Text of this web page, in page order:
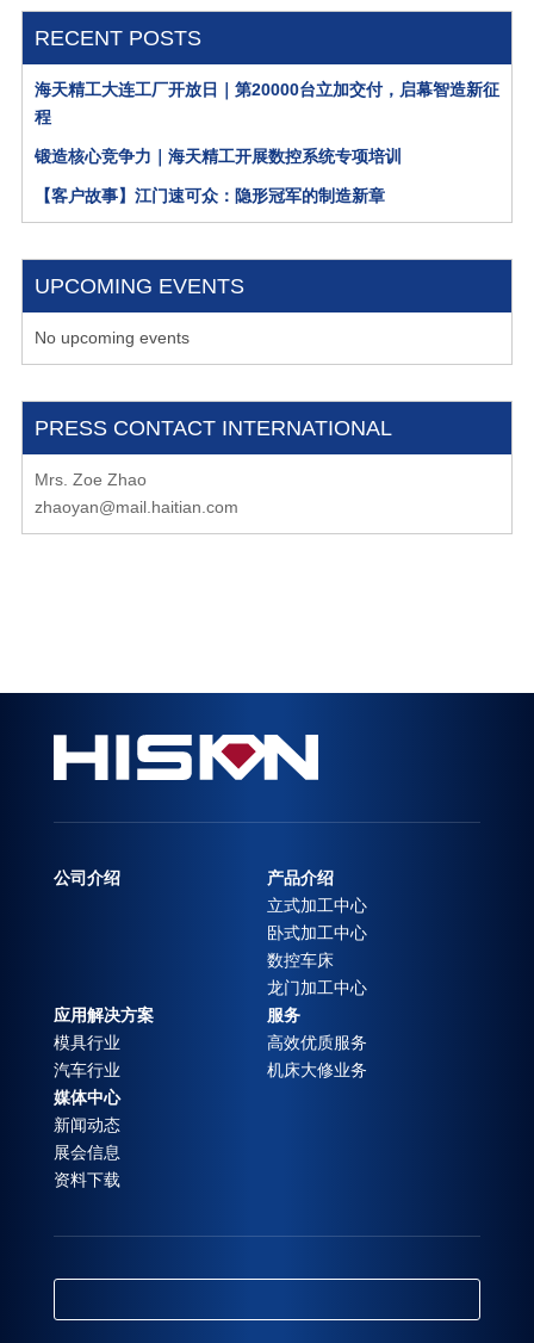
RECENT POSTS
海天精工大连工厂开放日｜第20000台立加交付，启幕智造新征
程
锻造核心竞争力｜海天精工开展数控系统专项培训
【客户故事】江门速可众：隐形冠军的制造新章
UPCOMING EVENTS
No upcoming events
PRESS CONTACT INTERNATIONAL
Mrs. Zoe Zhao
zhaoyan@mail.haitian.com
公司介绍
产品介绍
立式加工中心
卧式加工中心
数控车床
龙门加工中心
应用解决方案
模具行业
汽车行业
服务
高效优质服务
机床大修业务
媒体中心
新闻动态
展会信息
资料下载